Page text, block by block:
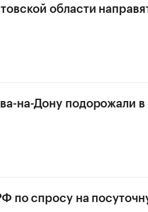
области
на-Дону подорожали
по спросу на